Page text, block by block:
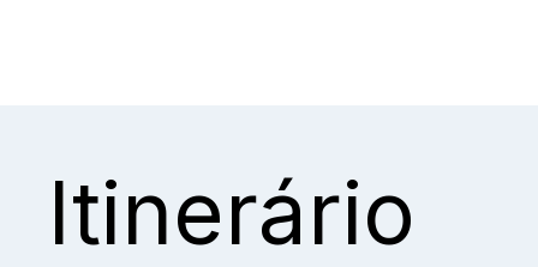
Itinerário